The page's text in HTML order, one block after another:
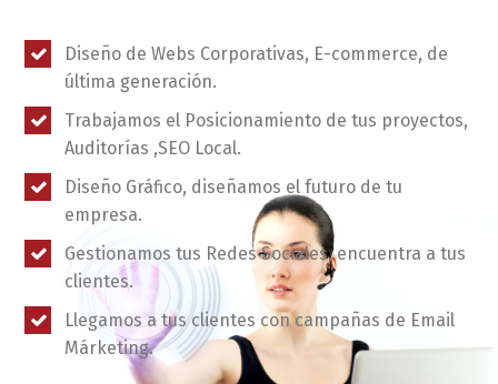
Diseño de Webs Corporativas, E-commerce, de
última generación.
Trabajamos el Posicionamiento de tus proyectos,
Auditorías ,SEO Local.
Diseño Gráfico, diseñamos el futuro de tu
empresa.
Gestionamos tus Redes Sociales, encuentra a tus
clientes.
Llegamos a tus clientes con campañas de Email
Márketing.